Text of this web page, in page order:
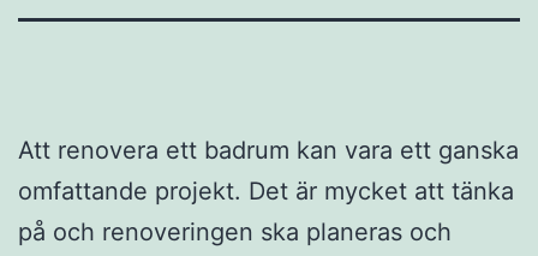
Att renovera ett badrum kan vara ett ganska
omfattande projekt. Det är mycket att tänka
på och renoveringen ska planeras och